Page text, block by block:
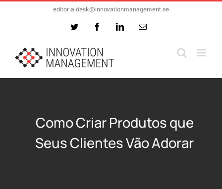
editorialdesk@innovationmanagement.se
Twitter FacebookLinkedInEmail
Como Criar Produtos que
Seus Clientes Vão Adorar